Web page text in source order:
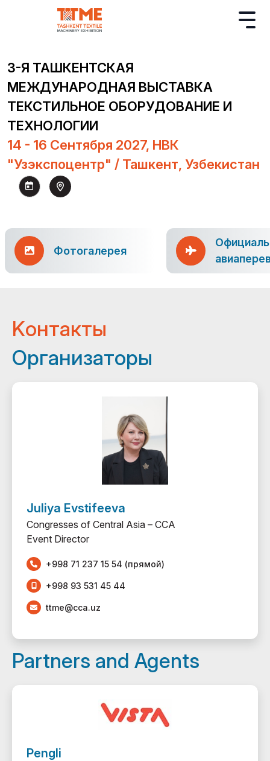
3-Я ТАШКЕНТСКАЯ
МЕЖДУНАРОДНАЯ ВЫСТАВКА
ТЕКСТИЛЬНОЕ ОБОРУДОВАНИЕ И
ТЕХНОЛОГИИ
14 - 16 Сентября 2027, НВК
"Узэкспоцентр" / Ташкент, Узбекистан
Фотогалерея
Kонтакты
Организаторы
Juliya Evstifeeva
Congresses of Central Asia – ССА
Event Director
+998 71 237 15 54 (прямой)
+998 93 531 45 44
ttme@cca.uz
Partners and Agents
Pengli